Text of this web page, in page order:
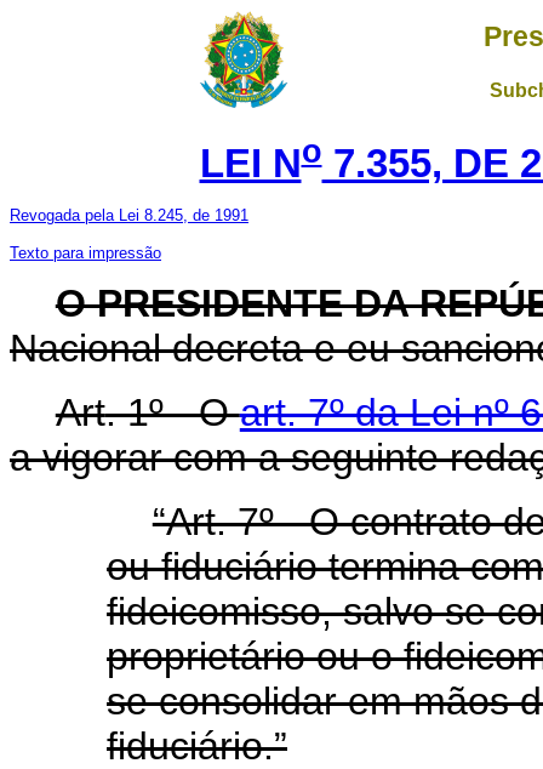
LEI No7.355, DE
Revogada pela Lei 8.245, de 1991
Texto para impressão
O PRESIDENTE DA
Nacional decreta e eu
Art. 1º - Oart. 7º da Lei nº
a vigorar com a seguinte
“Art. 7º - O contrato
ou fiduciário termina
fideicomisso, salvo se
proprietário ou o
se consolidar em mãos
fiduciário.”